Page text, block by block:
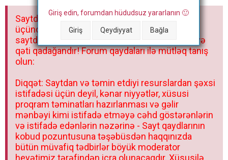
a
Giriş edin, forumdan hüdudsuz yararlanın 🙂
Giriş Qeydiyyat Bağla
Saytdakı materiallar yalnız fərdi istifadəniz
üçündür. Materialları istisnasız heç bir qrupda,
saytda və sosial şəbəkədə paylaşmaq olmaz və
qəti qadağandır! Forum qaydaları ilə mütləq tanış
olun:
Diqqət: Saytdan və təmin etdiyi resurslardan şəxsi
istifadəsi üçün deyil, kənar niyyətlər, xüsusi
proqram təminatları hazırlanması və gəlir
mənbəyi kimi istifadə etməyə cəhd göstərənlərin
və istifadə edənlərin nəzərinə - Sayt qaydlarının
kobud pozuntusuna təşəbüsdən haqqınızda
bütün müvafiq tədbirlər böyük moderator
heyətimiz tərəfindən icra olunacaqdır. Xüsusilə